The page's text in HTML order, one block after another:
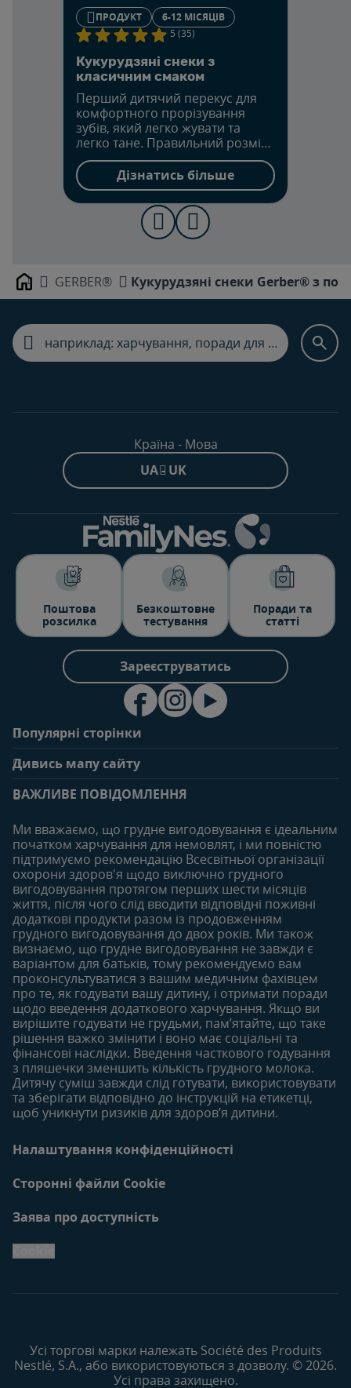
ПРОДУКТ 6-12 МІСЯЦІВ
5 (35)
Кукурудзяні снеки з
класичним смаком
Перший дитячий перекус для
комфортного прорізування
зубів, який легко жувати та
легко тане. Правильний розмір,
який можна підібрати
маленькими пальчиками.
Дізнатись більше
Home GERBER® Кукурудзяні снеки Gerber® з
Країна - Мова
UA - UK
Поштова
розсилка
Безкоштовне
тестування
Поради та
статті
Зареєструватись
Популярні сторінки
Поширені запитання
Особистий кабінет
Придбати
Наші бренди
Безкоштовні тестування
Дивись мапу сайту
Статті
Статті
6-12 місяців
Статті
Продукти
12-18 місяців
Статті
Продукти
18-24 місяців
Статті
Продукти
ВАЖЛИВЕ ПОВІДОМЛЕННЯ
Ми вважаємо, що грудне вигодовування є ідеальним
початком харчування для немовлят, і ми повністю
підтримуємо рекомендацію Всесвітньої організації
охорони здоров'я щодо виключно грудного
вигодовування протягом перших шести місяців
життя, після чого слід вводити відповідні поживні
додаткові продукти разом із продовженням
грудного вигодовування до двох років. Ми також
визнаємо, що грудне вигодовування не завжди є
варіантом для батьків, тому рекомендуємо вам
проконсультуватися з вашим медичним фахівцем
про те, як годувати вашу дитину, і отримати поради
щодо введення додаткового харчування. Якщо ви
вирішите годувати не грудьми, пам’ятайте, що таке
рішення важко змінити і воно має соціальні та
фінансові наслідки. Введення часткового годування
з пляшечки зменшить кількість грудного молока.
Дитячу суміш завжди слід готувати, використовувати
та зберігати відповідно до інструкцій на етикетці,
щоб уникнути ризиків для здоров’я дитини.
Налаштування конфіденційності
Сторонні файли Cookie
Заява про доступність
Усі торгові марки належать Société des Produits
Nestlé, S.A., або використовуються з дозволу. © 2026.
Усі права захищено.